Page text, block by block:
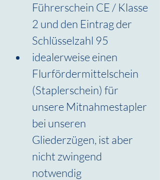
Führerschein CE / Klasse
2 und den Eintrag der
Schlüsselzahl 95
idealerweise einen
Flurfördermittelschein
(Staplerschein) für
unsere Mitnahmestapler
bei unseren
Gliederzügen, ist aber
nicht zwingend
notwendig